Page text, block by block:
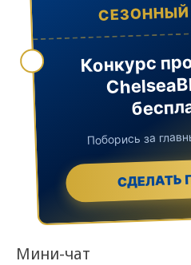
СЕЗОННЫЙ
Конкурс
Поборись за
СДЕЛАТЬ
Мини-чат